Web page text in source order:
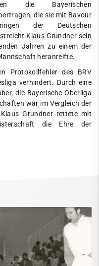
die Bayerischen
die sie mit Bavour
der Deutschen
Klaus Grundner sein
Jahren zu einem der
heranreifte.
Protokollfehler des BRV
verhindert. Durch eine
die Bayerische Oberliga
war im Vergleich der
Grundner rettete mit
die Ehre der